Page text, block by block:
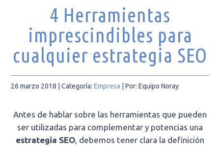
4 Herramientas
imprescindibles para
cualquier estrategia SEO
26 marzo 2018 | Categoría:Empresa |Por: Equipo Noray
Antes de hablar sobre las herramientas que pueden
ser utilizadas para complementar y potencias una
estrategia SEO, debemos tener clara la definición